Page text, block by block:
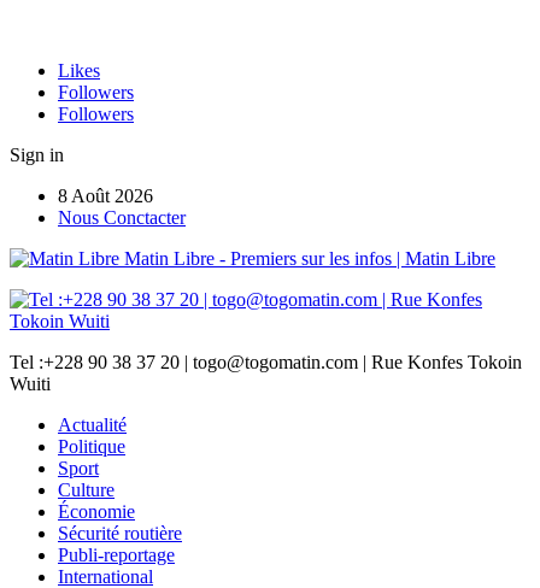
Likes
Followers
Followers
Sign in
8 Août 2026
Nous Conctacter
Matin Libre - Premiers sur les infos | Matin Libre
Tel :+228 90 38 37 20 | togo@togomatin.com | Rue Konfes Tokoin
Wuiti
Actualité
Politique
Sport
Culture
Économie
Sécurité routière
Publi-reportage
International